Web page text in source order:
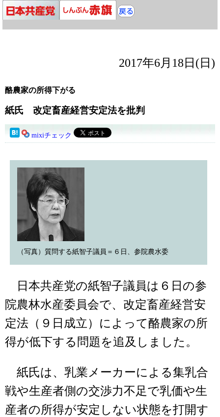
2017年6月18日(日)
酪農家の所得下がる
紙氏 改定畜産経営安定法を批判
mixiチェック
（写真）質問する紙智子議員＝６日、参院農水委
日本共産党の紙智子議員は６日の参
院農林水産委員会で、改定畜産経営安
定法（９日成立）によって酪農家の所
得が低下する問題を追及しました。
紙氏は、乳業メーカーによる集乳合
戦や生産者側の交渉力不足で乳価や生
産者の所得が安定しない状態を打開す